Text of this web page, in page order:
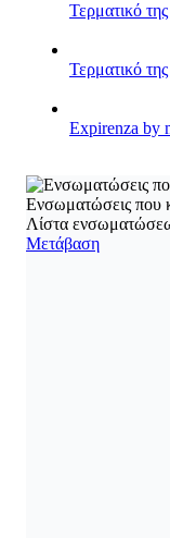
Τερματικό
Τερματικό
Expirenza by
Ενσωματώσεις που
Λίστα
Μετάβαση